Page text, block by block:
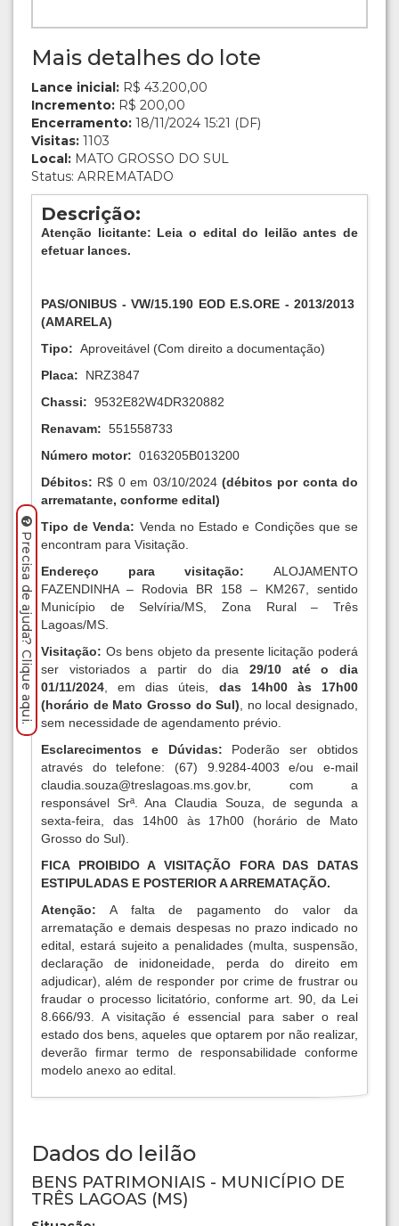
Mais detalhes do lote
Lance inicial: R$ 43.200,00
Incremento: R$ 200,00
Encerramento: 18/11/2024 15:21 (DF)
Visitas: 1103
Local: MATO GROSSO DO SUL
Status: ARREMATADO
Descrição:
Atenção licitante: Leia o edital do leilão antes de
efetuar lances.
PAS/ONIBUS - VW/15.190 EOD E.S.ORE - 2013/2013
(AMARELA)
Tipo: Aproveitável (Com direito a documentação)
Placa: NRZ3847
Chassi: 9532E82W4DR320882
Renavam: 551558733
Número motor: 0163205B013200
Débitos: R$ 0 em 03/10/2024 (débitos por conta do
arrematante, conforme edital)
Tipo de Venda: Venda no Estado e Condições que se
encontram para Visitação.
Endereço para visitação: ALOJAMENTO
FAZENDINHA – Rodovia BR 158 – KM267, sentido
Município de Selvíria/MS, Zona Rural – Três
Lagoas/MS.
Visitação: Os bens objeto da presente licitação poderá
ser vistoriados a partir do dia 29/10 até o dia
01/11/2024 , em dias úteis, das 14h00 às 17h00
(horário de Mato Grosso do Sul) , no local designado,
sem necessidade de agendamento prévio.
Esclarecimentos e Dúvidas: Poderão ser obtidos
através do telefone: (67) 9.9284-4003 e/ou e-mail
claudia.souza@treslagoas.ms.gov.br, com a
responsável Srª. Ana Claudia Souza, de segunda a
sexta-feira, das 14h00 às 17h00 (horário de Mato
Grosso do Sul).
FICA PROIBIDO A VISITAÇÃO FORA DAS DATAS
ESTIPULADAS E POSTERIOR A ARREMATAÇÃO.
Atenção:A falta de pagamento do valor da
arrematação e demais despesas no prazo indicado no
edital, estará sujeito a penalidades (multa, suspensão,
declaração de inidoneidade, perda do direito em
adjudicar), além de responder por crime de frustrar ou
fraudar o processo licitatório, conforme art. 90, da Lei
8.666/93. A visitação é essencial para saber o real
estado dos bens, aqueles que optarem por não realizar,
deverão firmar termo de responsabilidade conforme
modelo anexo ao edital.
Dados do leilão
BENS PATRIMONIAIS - MUNICÍPIO DE
TRÊS LAGOAS (MS)
Precisa de ajuda? Clique aqui.